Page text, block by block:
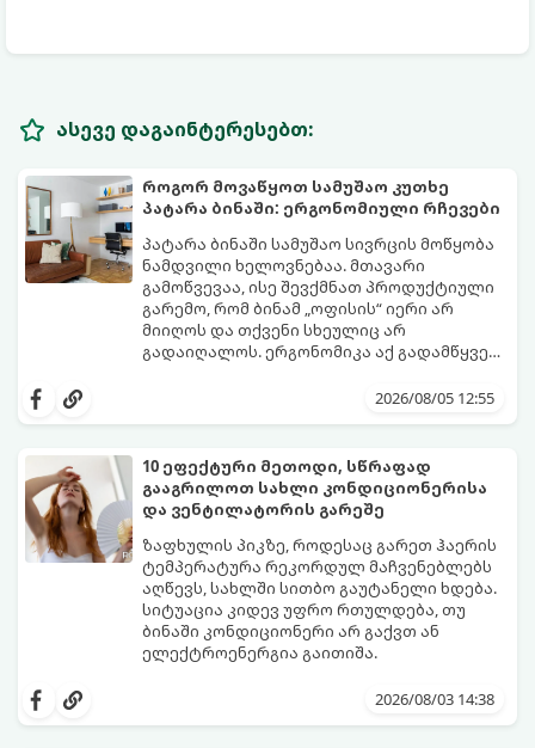
ასევე დაგაინტერესებთ:
როგორ მოვაწყოთ სამუშაო კუთხე
პატარა ბინაში: ერგონომიული რჩევები
პატარა ბინაში სამუშაო სივრცის მოწყობა
ნამდვილი ხელოვნებაა. მთავარი
გამოწვევაა, ისე შევქმნათ პროდუქტიული
გარემო, რომ ბინამ „ოფისის“ იერი არ
მიიღოს და თქვენი სხეულიც არ
გადაიღალოს. ერგონომიკა აქ გადამწყვეტ
2026/08/05 12:55
10 ეფექტური მეთოდი, სწრაფად
გააგრილოთ სახლი კონდიციონერისა
და ვენტილატორის გარეშე
ზაფხულის პიკზე, როდესაც გარეთ ჰაერის
ტემპერატურა რეკორდულ მაჩვენებლებს
აღწევს, სახლში სითბო გაუტანელი ხდება.
სიტუაცია კიდევ უფრო რთულდება, თუ
ბინაში კონდიციონერი არ გაქვთ ან
ელექტროენერგია გაითიშა.
კანონები და გამოცდილი ყოფითი ხრიკები,
2026/08/03 14:38